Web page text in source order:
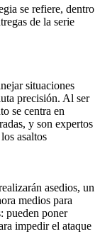
se refiere, dentro
de la serie
situaciones
precisión. Al ser
se centra en
y son expertos
asaltos
asedios, un
medios para
pueden poner
impedir el ataque